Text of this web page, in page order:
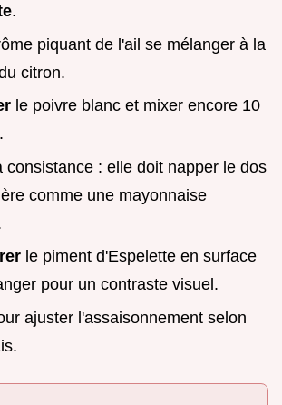
.
piquant de l'ail se mélanger à la
citron.
le poivre blanc et mixer encore 10
consistance : elle doit napper le dos
comme une mayonnaise
le piment d'Espelette en surface
pour un contraste visuel.
ajuster l'assaisonnement selon